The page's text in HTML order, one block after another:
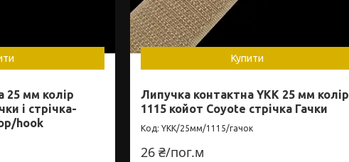
25 мм колір
і стрічка-
hook
Купити
Липучка контактна YKK 25 мм колір
1115 койот Coyote стрічка Гачки
YKK/25мм/1115/гачок
26 ₴/пог.м